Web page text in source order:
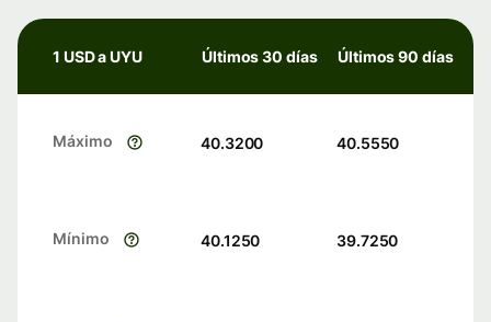
1 USD a UYU Últimos 30 días Últimos 90 días
Máximo 40.3200 40.5550
Mínimo 40.1250 39.7250